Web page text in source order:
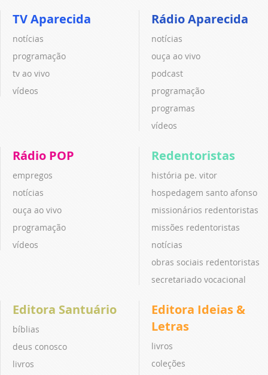
TV Aparecida
notícias
programação
tv ao vivo
vídeos
Rádio Aparecida
notícias
ouça ao vivo
podcast
programação
programas
vídeos
Rádio POP
empregos
notícias
ouça ao vivo
programação
vídeos
Redentoristas
história pe. vitor
hospedagem santo afonso
missionários redentoristas
missões redentoristas
notícias
obras sociais redentoristas
secretariado vocacional
Editora Santuário
bíblias
deus conosco
livros
Editora Ideias &
Letras
livros
coleções